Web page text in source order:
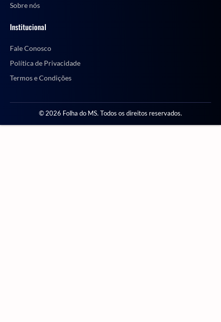
Sobre nós
Institucional
Fale Conosco
Política de Privacidade
Termos e Condições
© 2026 Folha do MS. Todos os direitos reservados.